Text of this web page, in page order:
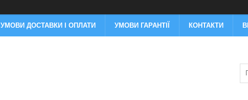
УМОВИ ДОСТАВКИ І ОПЛАТИ УМОВИ ГАРАНТІЇ КОНТАКТИ